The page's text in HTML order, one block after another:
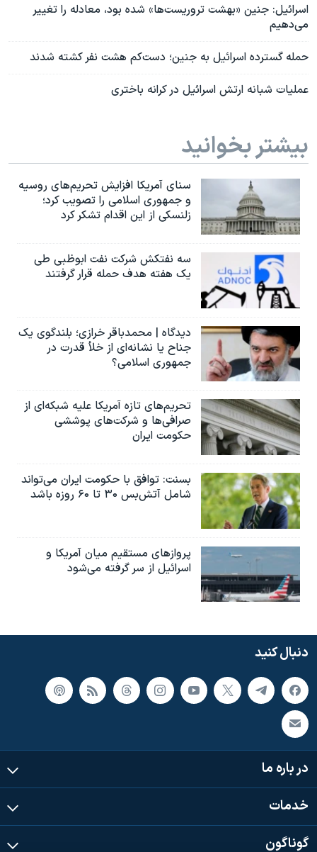
اسرائیل: جنین «بهشت تروریست‌ها» شده بود، معادله را تغییر
می‌دهیم
حمله گسترده اسرائيل به جنین؛ دست‌کم هشت نفر کشته شدند
عملیات شبانه ارتش‌ اسرائیل در کرانه باختری
بیشتر بخوانید
سنای آمریکا افزایش تحریم‌های روسیه
و جمهوری اسلامی را تصویب کرد؛
زلنسکی از این اقدام تشکر کرد
سه نفتکش شرکت نفت ابوظبی طی
یک هفته هدف حمله قرار گرفتند
دیدگاه | محمدباقر خرازی؛ بلندگوی یک
جناح یا نشانه‌ای از خلأ قدرت در
جمهوری اسلامی؟
تحریم‌های تازه آمریکا علیه شبکه‌ای از
صرافی‌ها و شرکت‌های پوششی
حکومت ایران
بسنت: توافق با حکومت ایران می‌تواند
شامل آتش‌بس ۳۰ تا ۶۰ روزه باشد
پروازهای مستقیم میان آمریکا و
اسرائیل از سر گرفته می‌شود
دنبال کنید
در باره ما
خدمات
گوناگون